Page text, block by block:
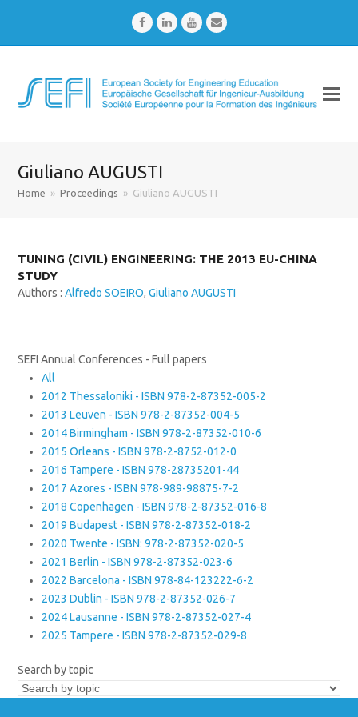
FacebookLinkedInYoutubeEmail
Giuliano AUGUSTI
Home » Proceedings » Giuliano AUGUSTI
TUNING (CIVIL) ENGINEERING: THE 2013 EU-CHINA
STUDY
Authors :Alfredo SOEIRO,Giuliano AUGUSTI
SEFI Annual Conferences - Full papers
All
2012 Thessaloniki - ISBN 978-2-87352-005-2
2013 Leuven - ISBN 978-2-87352-004-5
2014 Birmingham - ISBN 978-2-87352-010-6
2015 Orleans - ISBN 978-2-8752-012-0
2016 Tampere - ISBN 978-28735201-44
2017 Azores - ISBN 978-989-98875-7-2
2018 Copenhagen - ISBN 978-2-87352-016-8
2019 Budapest - ISBN 978-2-87352-018-2
2020 Twente - ISBN: 978-2-87352-020-5
2021 Berlin - ISBN 978-2-87352-023-6
2022 Barcelona - ISBN 978-84-123222-6-2
2023 Dublin - ISBN 978-2-87352-026-7
2024 Lausanne - ISBN 978-2-87352-027-4
2025 Tampere - ISBN 978-2-87352-029-8
Search by topic